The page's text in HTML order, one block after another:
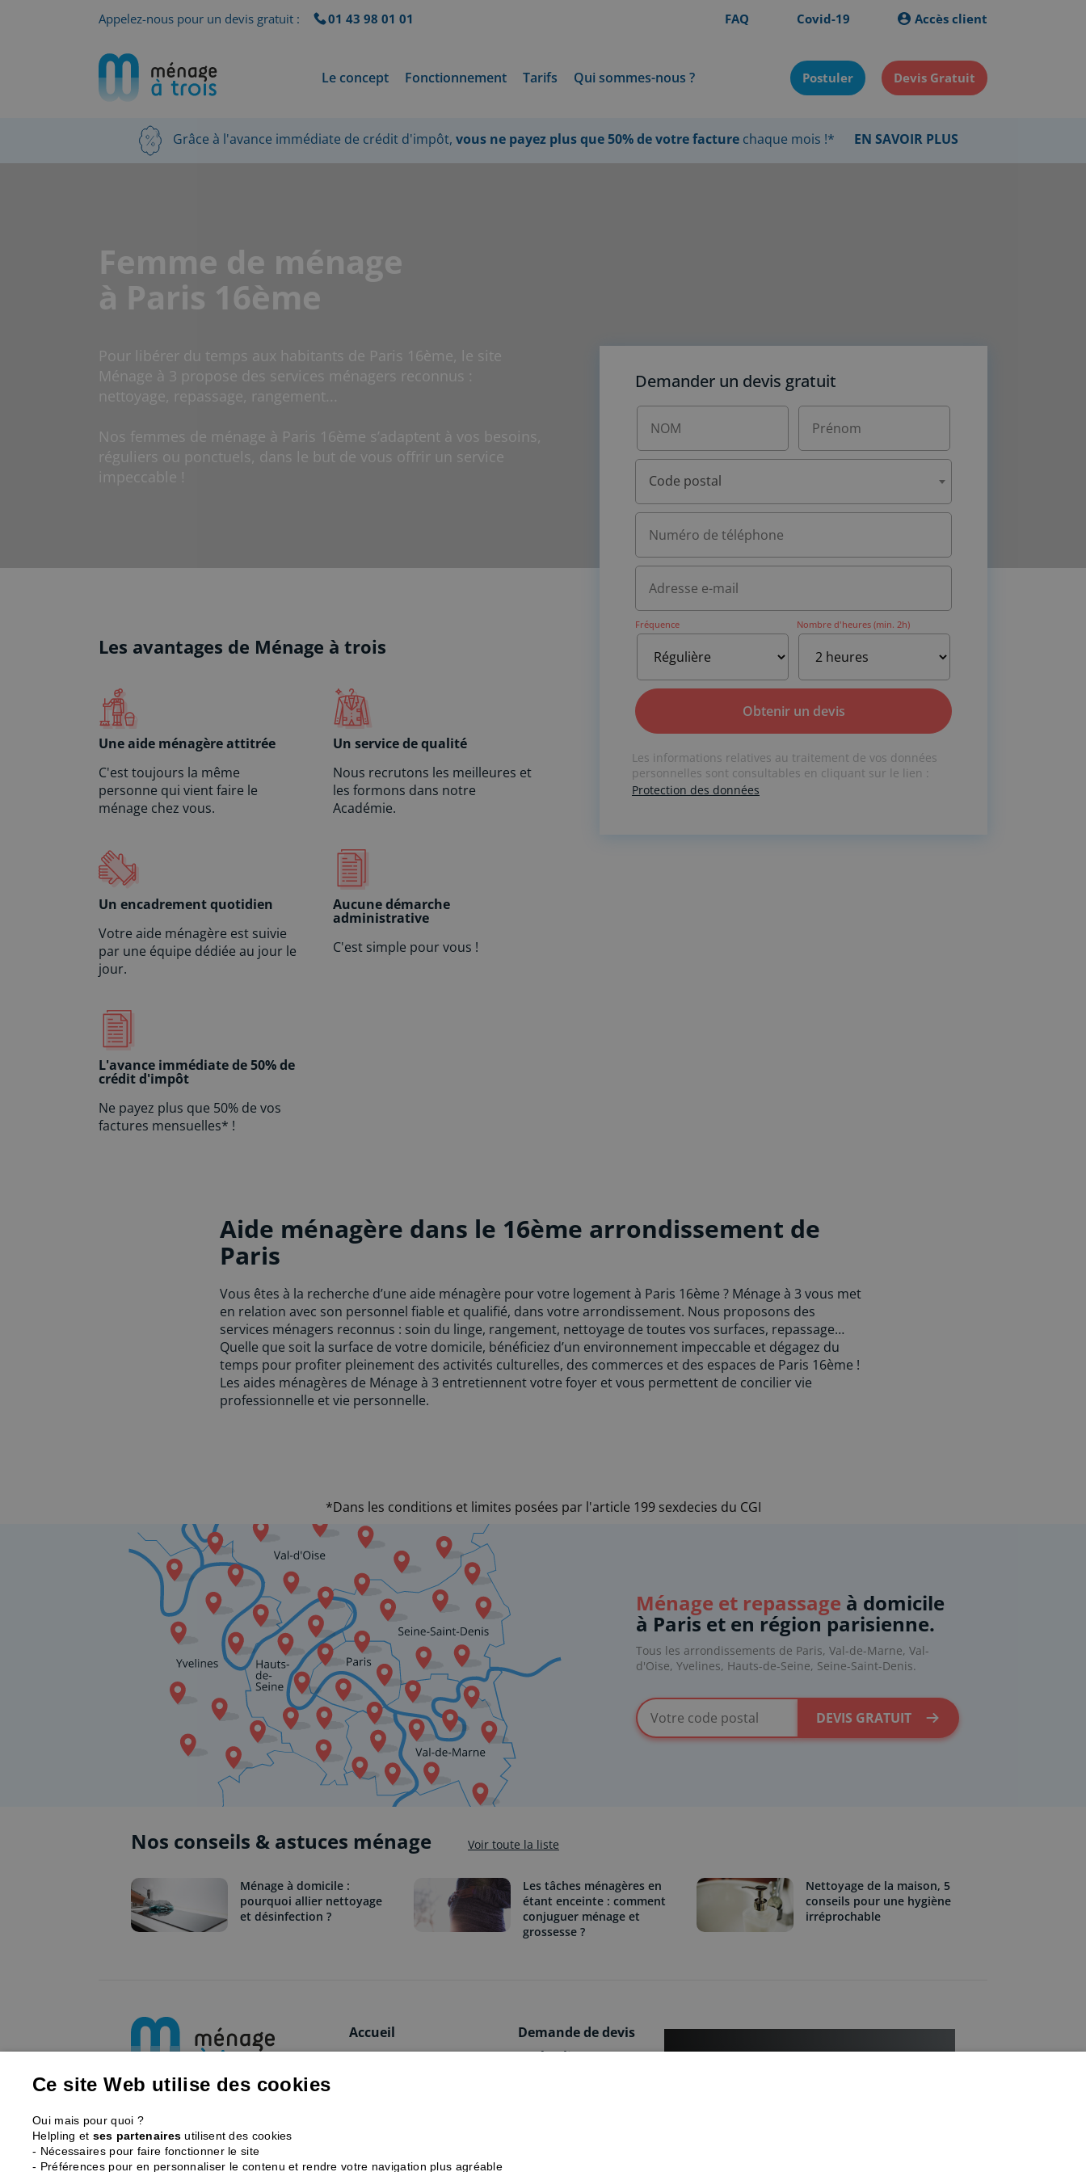
Appelez-nous pour un devis gratuit : 01 43 98 01 01 FAQ Covid-19 Accès client
Le concept Fonctionnement Tarifs Qui sommes-nous ? Postuler Devis Gratuit
Grâce à l'avance immédiate de crédit d'impôt, vous ne payez plus que 50% de votre facture chaque mois !* EN SAVOIR PLUS
Femme de ménage
à Paris 16ème
Pour libérer du temps aux habitants de Paris 16ème, le site
Ménage à 3 propose des services ménagers reconnus :
nettoyage, repassage, rangement...
Nos femmes de ménage à Paris 16ème s’adaptent à vos besoins,
réguliers ou ponctuels, dans le but de vous offrir un service
impeccable !
Les avantages de Ménage à trois
Une aide ménagère attitrée
C'est toujours la même
personne qui vient faire le
ménage chez vous.
Un service de qualité
Nous recrutons les meilleures et
les formons dans notre
Académie.
Un encadrement quotidien
Votre aide ménagère est suivie
par une équipe dédiée au jour le
jour.
Aucune démarche
administrative
C'est simple pour vous !
L'avance immédiate de 50% de
crédit d'impôt
Ne payez plus que 50% de vos
factures mensuelles* !
Demander un devis gratuit
Code postal
Fréquence Nombre d'heures (min. 2h)
l
t
e
Les informations relatives au traitement de vos données
personnelles sont consultables en cliquant sur le lien :
Protection des données
Aide ménagère dans le 16ème arrondissement de
Paris
Vous êtes à la recherche d’une aide ménagère pour votre logement à Paris 16ème ? Ménage à 3 vous met
en relation avec son personnel fiable et qualifié, dans votre arrondissement. Nous proposons des
services ménagers reconnus : soin du linge, rangement, nettoyage de toutes vos surfaces, repassage…
Quelle que soit la surface de votre domicile, bénéficiez d’un environnement impeccable et dégagez du
temps pour profiter pleinement des activités culturelles, des commerces et des espaces de Paris 16ème !
Les aides ménagères de Ménage à 3 entretiennent votre foyer et vous permettent de concilier vie
professionnelle et vie personnelle.
*Dans les conditions et limites posées par l'article 199 sexdecies du CGI
Ménage et repassage à domicile
à Paris et en région parisienne.
Tous les arrondissements de Paris, Val-de-Marne, Val-
d'Oise, Yvelines, Hauts-de-Seine, Seine-Saint-Denis.
DEVIS GRATUIT
Nos conseils & astuces ménage Voir toute la liste
Ménage à domicile :
pourquoi allier nettoyage
et désinfection ?
Les tâches ménagères en
étant enceinte : comment
conjuguer ménage et
grossesse ?
Nettoyage de la maison, 5
conseils pour une hygiène
irréprochable
domicile à Paris et en région
parisienne.
01 43 98 01 01
Accueil
Le concept
Demande de devis
Accès client
Ce site Web utilise des cookies
Oui mais pour quoi ?
Helpling et ses partenaires utilisent des cookies
- Nécessaires pour faire fonctionner le site
- Préférences pour en personnaliser le contenu et rendre votre navigation plus agréable